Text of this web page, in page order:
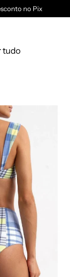
no Pix
tudo